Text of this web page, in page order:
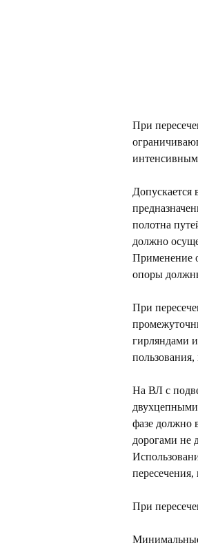
При
Допускается
полотна
должно
Применение
опоры
При
гирляндами
На ВЛ с
фазе должно
дорогами не
пересечения,
При
Минимальные